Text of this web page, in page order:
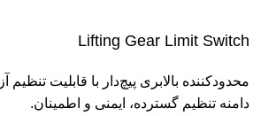
Lifting Gear Limit Switch
محدودکننده بالابری پیچ‌دار با قابلیت تنظیم
دامنه تنظیم گسترده، ایمنی و اطمینان.